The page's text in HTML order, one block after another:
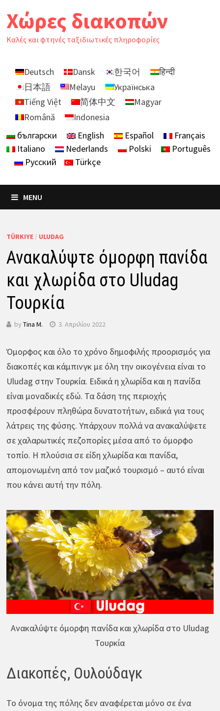
toΧώρες διακοπών
Καλές και φτηνές ταξιδιωτικές πληροφορίες
Deutsch Dansk 한국어
हिन्दी
日本語
Melayu
Українська
Tiếng Việt
简体中文
Magyar
Română
Indonesia
български
English Español
Français
Italiano
Nederlands Polski
Português
Русский
Türkçe
MENU
TÜRKIYE/ ULUDAG
Ανακαλύψτε όμορφη πανίδα
και χλωρίδα στο Uludag
Τουρκία
by Tina M. 3. Απριλίου 2022
Όμορφος και όλο το χρόνο δημοφιλής προορισμός για
διακοπές και κάμπινγκ με όλη την οικογένεια είναι το
Uludag στην Τουρκία. Ειδικά η χλωρίδα και η πανίδα
είναι μοναδικές εδώ. Τα δάση της περιοχής
προσφέρουν πληθώρα δυνατοτήτων, ειδικά για τους
λάτρεις της φύσης. Υπάρχουν πολλά να ανακαλύψετε
σε χαλαρωτικές πεζοπορίες μέσα από το όμορφο
τοπίο. Η πλούσια σε είδη χλωρίδα και πανίδα,
απομονωμένη από τον μαζικό τουρισμό – αυτό είναι
που κάνει αυτή την πόλη.
Ανακαλύψτε όμορφη πανίδα και χλωρίδα στο Uludag
Τουρκία
Διακοπές, Ουλούδαγκ
Το όνομα της πόλης δεν αναφέρεται μόνο σε ένα